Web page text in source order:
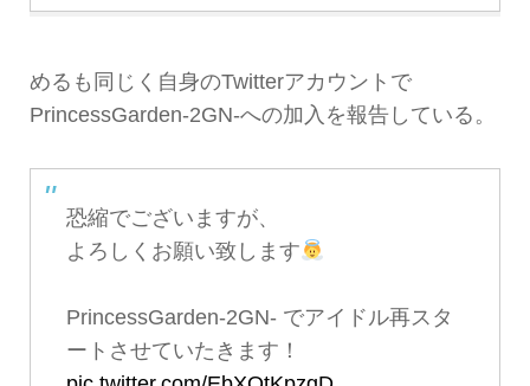
めるも同じく自身のTwitterアカウントで
PrincessGarden-2GN-への加入を報告している。
恐縮でございますが、
よろしくお願い致します
PrincessGarden-2GN- でアイドル再スタ
ートさせていたきます！